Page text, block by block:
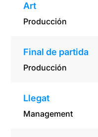
Art
Producción
Final de partida
Producción
Llegat
Management